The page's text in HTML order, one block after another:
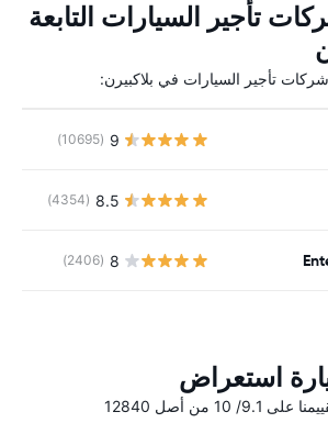
تأجير السيارات التابعة
تأجير السيارات في بلاكبيرن:
9
(10695)
8.5
(4354)
8
(2406)
استعراض
10 من أصل 12840